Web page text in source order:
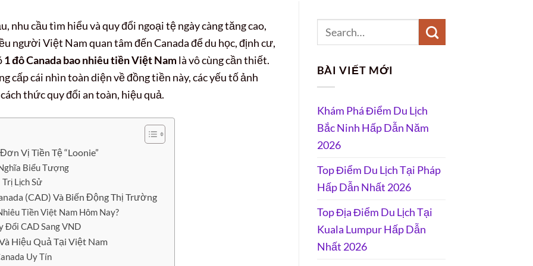
nhu cầu tìm hiểu và quy đổi ngoại tệ ngày càng tăng cao,
người Việt Nam quan tâm đến Canada để du học, định cư,
1 đô Canada bao nhiêu tiền Việt Namlà vô cùng cần thiết.
cấp cái nhìn toàn diện về đồng tiền này, các yếu tố ảnh
thức quy đổi an toàn, hiệu quả.
Vị Tiền Tệ “Loonie”
Biểu Tượng
Lịch Sử
(CAD) Và Biến Động Thị Trường
Tiền Việt Nam Hôm Nay?
Đổi CAD Sang VND
Hiệu Quả Tại Việt Nam
Uy Tín
BÀI VIẾT MỚI
Khám Phá Điểm Du Lịch
Bắc Ninh Hấp Dẫn Năm
2026
Top Điểm Du Lịch Tại Pháp
Hấp Dẫn Nhất 2026
Top Địa Điểm Du Lịch Tại
Kuala Lumpur Hấp Dẫn
Nhất 2026